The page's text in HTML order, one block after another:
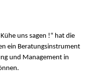
uns sagen !“ hat die
ein Beratungsinstrument
und Management in